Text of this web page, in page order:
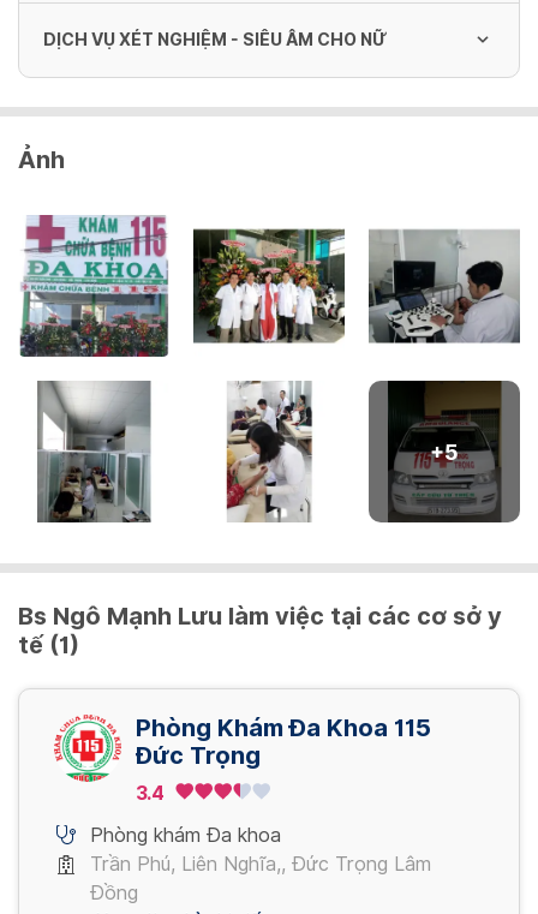
DỊCH VỤ XÉT NGHIỆM - SIÊU ÂM CHO NỮ
ngoại vi
Định lượng Glucose [Máu]
30,000 VND/ lần
Đo hoạt độ AST (GOT) [Máu]
30,000 VND/ lần
Đo hoạt độ ALT (GPT) [Máu]
30,000 VND/ lần
Đo hoạt độ GGT [Máu]
30,000 VND/ lần
Định lượng Bilirubin gián tiếp [Máu]
30,000 VND/ lần
Xem thêm
Ảnh
+5
Bs Ngô Mạnh Lưu làm việc tại các cơ sở y
tế (1)
Phòng Khám Đa Khoa 115
Đức Trọng
3.4
Phòng khám Đa khoa
Trần Phú, Liên Nghĩa,, Đức Trọng Lâm
Đồng